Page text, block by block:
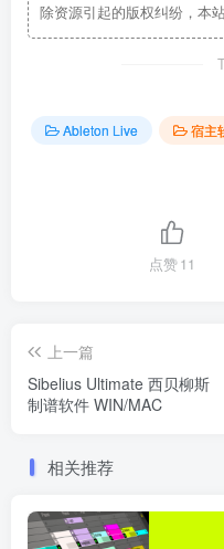
除资源引起的版权纠纷，本
Ableton Live 宿主
点赞11
上一篇
Sibelius Ultimate 西贝柳斯
制谱软件 WIN/MAC
相关推荐